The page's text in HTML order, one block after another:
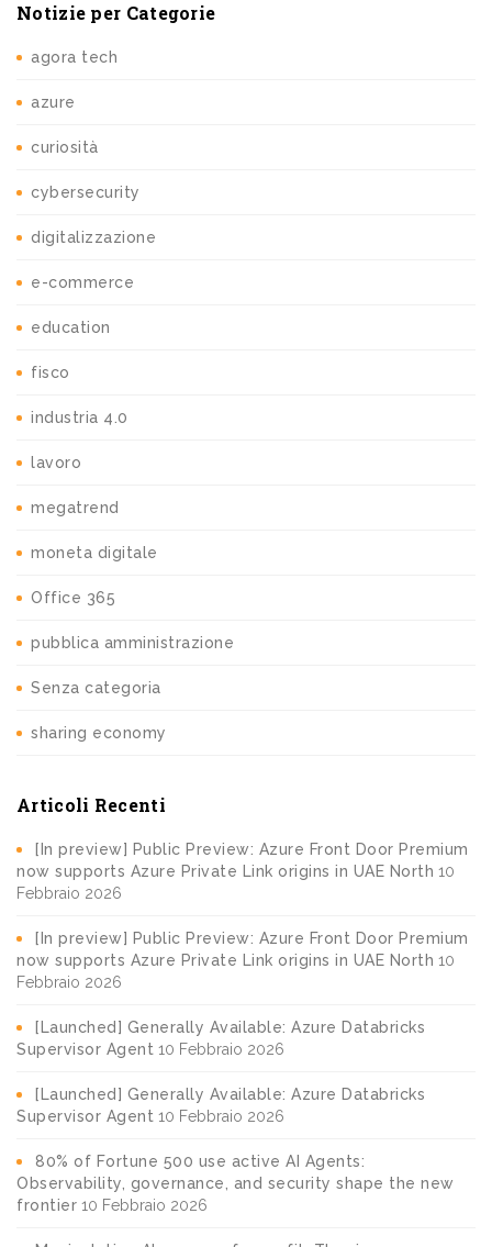
Notizie per Categorie
agora tech
azure
curiosità
cybersecurity
digitalizzazione
e-commerce
education
fisco
industria 4.0
lavoro
megatrend
moneta digitale
Office 365
pubblica amministrazione
Senza categoria
sharing economy
Articoli Recenti
[In preview] Public Preview: Azure Front Door Premium
now supports Azure Private Link origins in UAE North 10
Febbraio 2026
[In preview] Public Preview: Azure Front Door Premium
now supports Azure Private Link origins in UAE North 10
Febbraio 2026
[Launched] Generally Available: Azure Databricks
Supervisor Agent 10 Febbraio 2026
[Launched] Generally Available: Azure Databricks
Supervisor Agent 10 Febbraio 2026
80% of Fortune 500 use active AI Agents:
Observability, governance, and security shape the new
frontier 10 Febbraio 2026